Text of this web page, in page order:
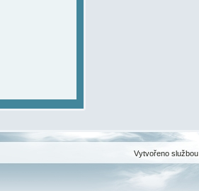
Vytvořeno službou